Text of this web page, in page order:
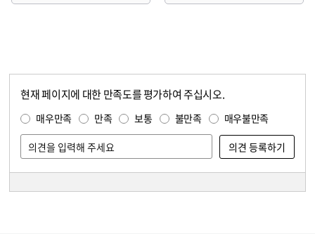
현재 페이지에 대한 만족도를 평가하여 주십시오.
매우만족 만족 보통 불만족 매우불만족